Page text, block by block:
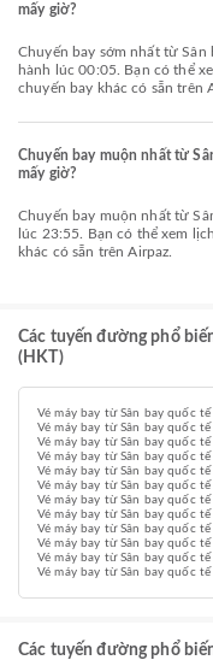
mấy giờ?
Chuyến bay sớm nhất từ Sân bay quốc tế Phuket của Shanghai Airlines khởi
hành lúc 00:05. Bạn có thể
chuyến bay khác có sẵn trên
Chuyến bay muộn nhất từ
mấy giờ?
Chuyến bay muộn nhất từ Sân bay quốc tế Phuket của Emirates khởi hành
lúc 23:55. Bạn có thể xem
khác có sẵn trên Airpaz.
Các tuyến đường phổ
(HKT)
Vé máy bay từ Sân bay quốc
Vé máy bay từ Sân bay quốc
Vé máy bay từ Sân bay quốc
Vé máy bay từ Sân bay quốc
Vé máy bay từ Sân bay quốc
Vé máy bay từ Sân bay quốc
Vé máy bay từ Sân bay quốc
Vé máy bay từ Sân bay quốc
Vé máy bay từ Sân bay quốc
Vé máy bay từ Sân bay quốc
Vé máy bay từ Sân bay quốc
Vé máy bay từ Sân bay quốc
Các tuyến đường phổ